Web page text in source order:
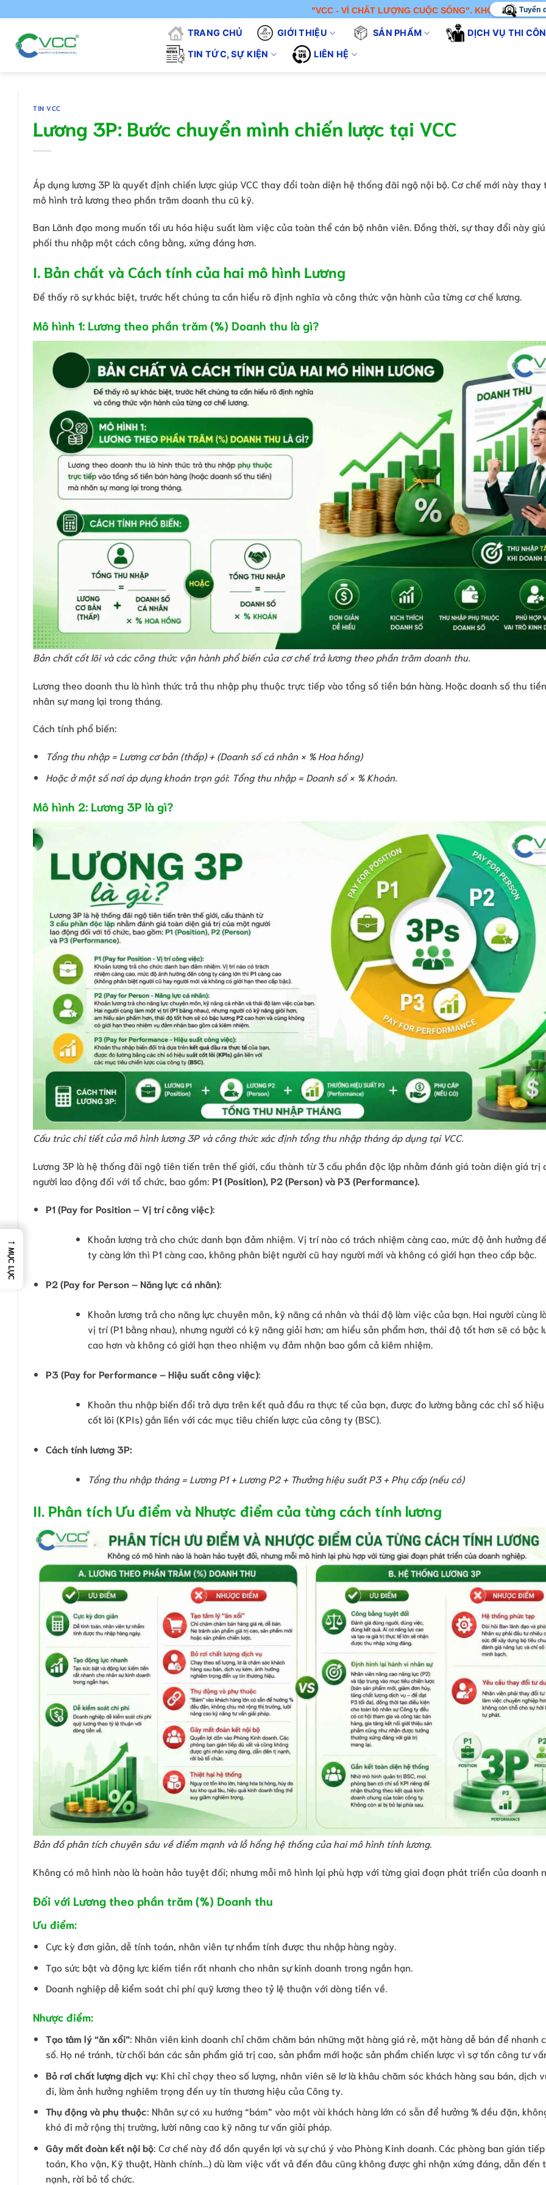
đến
dung
"VCC - VÌ CHẤT LƯỢNG CUỘC SỐNG". KHÔNG CHỈ BÁN SẢN Tuyển
TRANG CHỦ GIỚI THIỆU SẢN PHẨM DỊCH VỤ THI
TIN TỨC, SỰ KIỆN LIÊN HỆ
TIN VCC
Lương 3P: Bước chuyển mình chiến lược tại VCC
Áp dụng lương 3P là quyết định chiến lược giúp VCC thay đổi toàn diện hệ thống đãi ngộ nội bộ. Cơ chế mới này thay
mô hình trả lương theo phần trăm doanh thu cũ kỹ.
Ban Lãnh đạo mong muốn tối ưu hóa hiệu suất làm việc của toàn thể cán bộ nhân viên. Đồng thời, sự thay đổi này
phối thu nhập một cách công bằng, xứng đáng hơn.
I. Bản chất và Cách tính của hai mô hình Lương
Để thấy rõ sự khác biệt, trước hết chúng ta cần hiểu rõ định nghĩa và công thức vận hành của từng cơ chế lương.
Mô hình 1: Lương theo phần trăm (%) Doanh thu là gì?
Bản chất cốt lõi và các công thức vận hành phổ biến của cơ chế trả lương theo phần trăm doanh thu.
Lương theo doanh thu là hình thức trả thu nhập phụ thuộc trực tiếp vào tổng số tiền bán hàng. Hoặc doanh số thu
nhân sự mang lại trong tháng.
Cách tính phổ biến:
Tổng thu nhập = Lương cơ bản (thấp) + (Doanh số cá nhân × % Hoa hồng)
Hoặc ở một số nơi áp dụng khoán trọn gói: Tổng thu nhập = Doanh số × % Khoán.
Mô hình 2: Lương 3P là gì?
Cấu trúc chi tiết của mô hình lương 3P và công thức xác định tổng thu nhập tháng áp dụng tại VCC.
Lương 3P là hệ thống đãi ngộ tiên tiến trên thế giới, cấu thành từ 3 cấu phần độc lập nhằm đánh giá toàn diện giá trị
người lao động đối với tổ chức, bao gồm: P1 (Position), P2 (Person) và P3 (Performance).
P1 (Pay for Position – Vị trí công việc):
Khoản lương trả cho chức danh bạn đảm nhiệm. Vị trí nào có trách nhiệm càng cao, mức độ ảnh hưởng
ty càng lớn thì P1 càng cao, không phân biệt người cũ hay người mới và không có giới hạn theo cấp bậc.
P2 (Pay for Person – Năng lực cá nhân):
Khoản lương trả cho năng lực chuyên môn, kỹ năng cá nhân và thái độ làm việc của bạn. Hai người cùng
vị trí (P1 bằng nhau), nhưng người có kỹ năng giỏi hơn; am hiểu sản phẩm hơn, thái độ tốt hơn sẽ có bậc
cao hơn và không có giới hạn theo nhiệm vụ đảm nhận bao gồm cả kiêm nhiệm.
P3 (Pay for Performance – Hiệu suất công việc):
Khoản thu nhập biến đổi trả dựa trên kết quả đầu ra thực tế của bạn, được đo lường bằng các chỉ số
cốt lõi (KPIs) gắn liền với các mục tiêu chiến lược của công ty (BSC).
Cách tính lương 3P:
Tổng thu nhập tháng = Lương P1 + Lương P2 + Thưởng hiệu suất P3 + Phụ cấp (nếu có)
II. Phân tích Ưu điểm và Nhược điểm của từng cách tính lương
Bản đồ phân tích chuyên sâu về điểm mạnh và lỗ hổng hệ thống của hai mô hình tính lương.
Không có mô hình nào là hoàn hảo tuyệt đối; nhưng mỗi mô hình lại phù hợp với từng giai đoạn phát triển của doanh
Đối với Lương theo phần trăm (%) Doanh thu
Ưu điểm:
Cực kỳ đơn giản, dễ tính toán, nhân viên tự nhẩm tính được thu nhập hàng ngày.
Tạo sức bật và động lực kiếm tiền rất nhanh cho nhân sự kinh doanh trong ngắn hạn.
Doanh nghiệp dễ kiểm soát chi phí quỹ lương theo tỷ lệ thuận với dòng tiền về.
Nhược điểm:
Tạo tâm lý “ăn xổi”: Nhân viên kinh doanh chỉ chăm chăm bán những mặt hàng giá rẻ, mặt hàng dễ bán để nhanh
số. Họ né tránh, từ chối bán các sản phẩm giá trị cao, sản phẩm mới hoặc sản phẩm chiến lược vì sợ tốn công tư
Bỏ rơi chất lượng dịch vụ: Khi chỉ chạy theo số lượng, nhân viên sẽ lơ là khâu chăm sóc khách hàng sau bán, dịch
đi, làm ảnh hưởng nghiêm trọng đến uy tín thương hiệu của Công ty.
Thụ động và phụ thuộc: Nhân sự có xu hướng “bám” vào một vài khách hàng lớn có sẵn để hưởng % đều đặn,
khó đi mở rộng thị trường, lười nâng cao kỹ năng tư vấn giải pháp.
Gây mất đoàn kết nội bộ: Cơ chế này đổ dồn quyền lợi và sự chú ý vào Phòng Kinh doanh. Các phòng ban gián
toán, Kho vận, Kỹ thuật, Hành chính…) dù làm việc vất vả đến đâu cũng không được ghi nhận xứng đáng, dẫn đến
nạnh, rời bỏ tổ chức.
→
MỤC LỤC